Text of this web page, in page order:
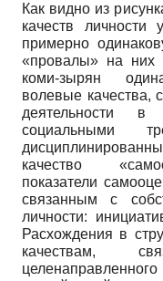
Как видно из
качеств
примерно
«провалы» на них
коми-зырян
волевые качества,
деятельности
социальными
качество
показатели
связанным с
личности:
Расхождения в
качествам,